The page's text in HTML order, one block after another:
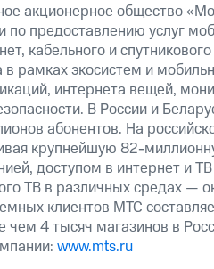
акционерное общество
по предоставлению услуг
кабельного и
в рамках экосистем и
интернета вещей,
В России и
абонентов. На
крупнейшую 82-
доступом в интернет и
ТВ в различных средах —
клиентов МТС
чем 4 тысяч магазинов в
www.mts.ru